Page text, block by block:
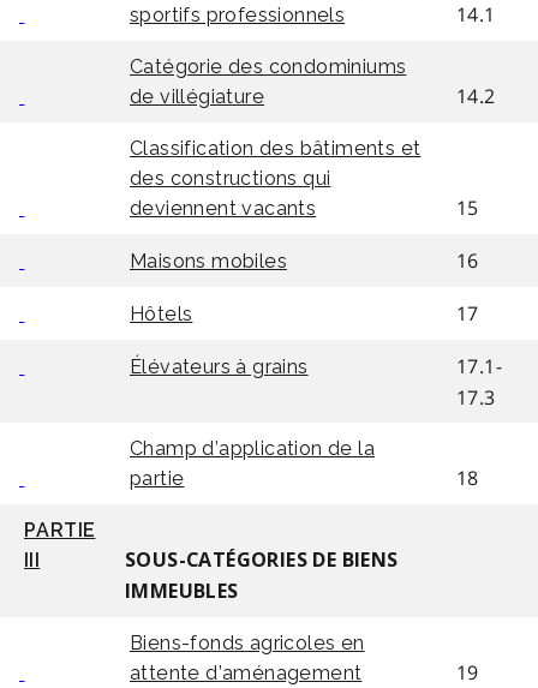
sportifs professionnels
14.1
Catégorie des condominiums
de villégiature
14.2
Classification des bâtiments et
des constructions qui
deviennent vacants
15
Maisons mobiles 16
Hôtels 17
Élévateurs à grains
17.1-
17.3
Champ d’application de la
partie
18
PARTIE
III
SOUS-CATÉGORIES DE BIENS
IMMEUBLES
Biens-fonds agricoles en
attente d’aménagement
19